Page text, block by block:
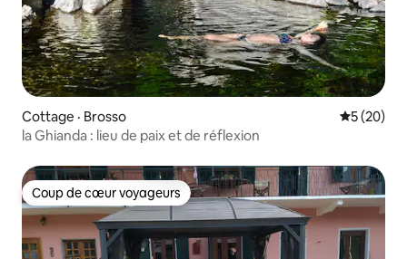
Cottage · Brosso Note
5 (20)
la Ghianda : lieu de paix et de réflexion
Coup de cœur voyageurs
Coup de cœur voyageurs